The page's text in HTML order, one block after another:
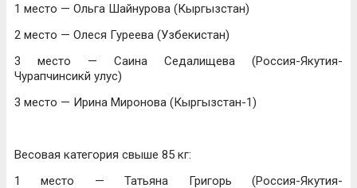
1 место — Ольга Шайнурова (Кыргызстан)
2 место — Олеся Гуреева (Узбекистан)
3 место — Саина Седалищева (Россия-Якутия-
Чурапчинсикй улус)
3 место — Ирина Миронова (Кыргызстан-1)
Весовая категория свыше 85 кг:
1 место — Татьяна Григорь (Россия-Якутия-